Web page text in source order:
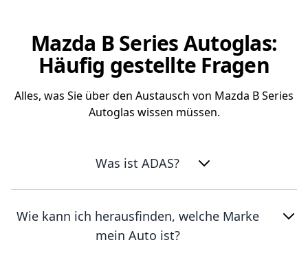
Mazda B Series Autoglas:
Häufig gestellte Fragen
Alles, was Sie über den Austausch von Mazda B Series
Autoglas wissen müssen.
Was ist ADAS?
Wie kann ich herausfinden, welche Marke
mein Auto ist?